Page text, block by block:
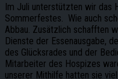
Im Juli unterstützten wir das
Sommerfestes. Wie auch
Abbau. Zusätzlich schafften
Dienste der Essenausgabe,
des Glücksrades und der
Mitarbeiter des Hospizes
unserer Mithilfe hatten sie